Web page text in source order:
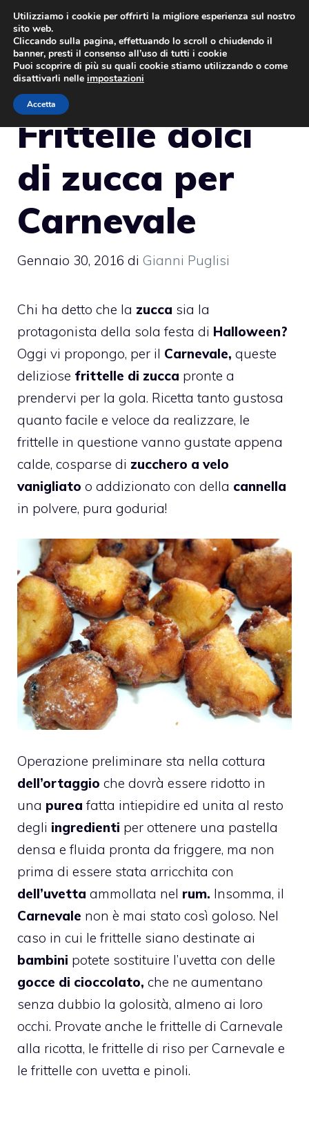
Vai
contenuto
Frittelle dolci
di zucca per
Carnevale
Gennaio 30, 2016 di Gianni Puglisi
Chi ha detto che la zucca sia la
protagonista della sola festa di Halloween?
Oggi vi propongo, per il Carnevale, queste
deliziose frittelle di zucca pronte a
prendervi per la gola. Ricetta tanto gustosa
quanto facile e veloce da realizzare, le
frittelle in questione vanno gustate appena
calde, cosparse di zucchero a velo
vanigliato o addizionato con della cannella
in polvere, pura goduria!
Operazione preliminare sta nella cottura
dell’ortaggio che dovrà essere ridotto in
una purea fatta intiepidire ed unita al resto
degli ingredienti per ottenere una pastella
densa e fluida pronta da friggere, ma non
prima di essere stata arricchita con
dell’uvetta ammollata nel rum. Insomma, il
Carnevale non è mai stato così goloso. Nel
caso in cui le frittelle siano destinate ai
bambini potete sostituire l’uvetta con delle
gocce di cioccolato, che ne aumentano
senza dubbio la golosità, almeno ai loro
occhi. Provate anche le frittelle di Carnevale
alla ricotta, le frittelle di riso per Carnevale e
le frittelle con uvetta e pinoli.
Utilizziamo i cookie per offrirti la migliore esperienza sul nostro
sito web.
Cliccando sulla pagina, effettuando lo scroll o chiudendo il
banner, presti il consenso all’uso di tutti i cookie
Puoi scoprire di più su quali cookie stiamo utilizzando o come
disattivarli nelle impostazioni
Accetta